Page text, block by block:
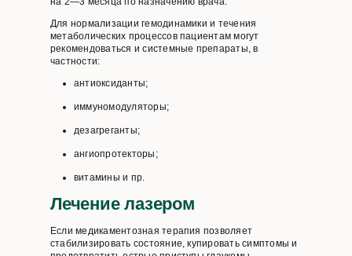
Для нормализации гемодинамики и течения
метаболических процессов пациентам могут
рекомендоваться и системные препараты, в
частности:
антиоксиданты;
иммуномодуляторы;
дезагреганты;
ангиопротекторы;
витамины и пр.
Лечение лазером
Если медикаментозная терапия позволяет
стабилизировать состояние, купировать симптомы и